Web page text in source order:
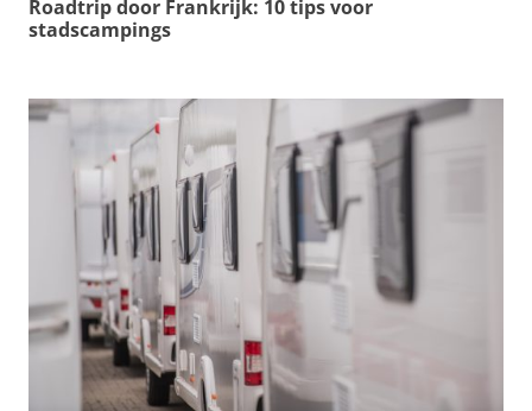
Roadtrip door Frankrijk: 10 tips voor
stadscampings